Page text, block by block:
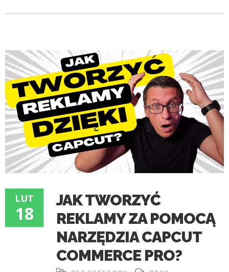
LUT
18
JAK TWORZYĆ
REKLAMY ZA POMOCĄ
NARZĘDZIA CAPCUT
COMMERCE PRO?